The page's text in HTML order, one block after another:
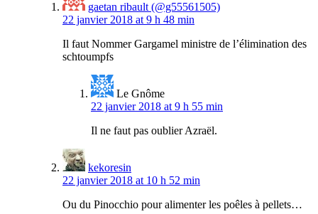
gaetan ribault (@g55561505)
22 janvier 2018 at 9 h 48 min
Il faut Nommer Gargamel ministre de l’élimination des
schtoumpfs
Le Gnôme
22 janvier 2018 at 9 h 55 min
Il ne faut pas oublier Azraël.
kekoresin
22 janvier 2018 at 10 h 52 min
Ou du Pinocchio pour alimenter les poêles à pellets…